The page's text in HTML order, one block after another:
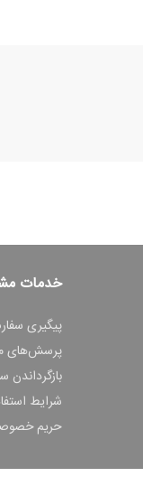
خدمات
پیگیری
پرسش‌های
شرایط
حریم